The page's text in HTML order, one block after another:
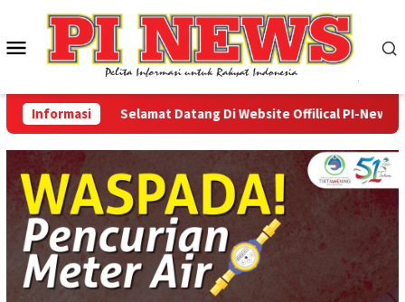
konten
Menu
Mobile
InformasiSelamat Datang Di Website Offilical PI-News